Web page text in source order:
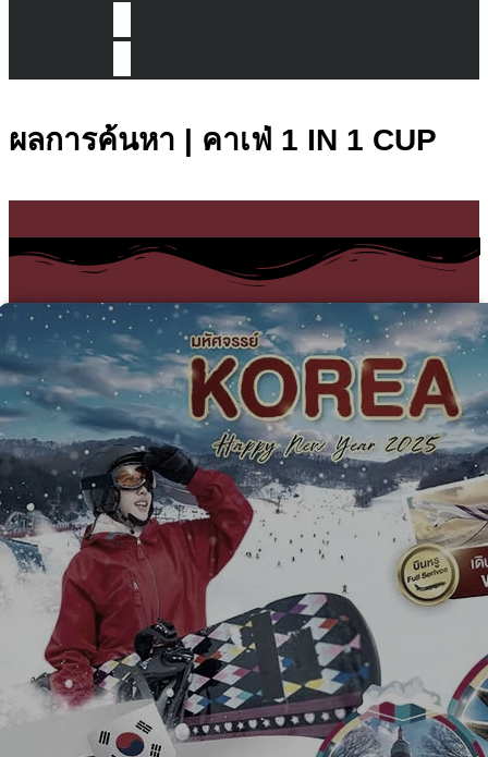
ผลการค้นหา | คาเฟ่ 1 IN 1 CUP